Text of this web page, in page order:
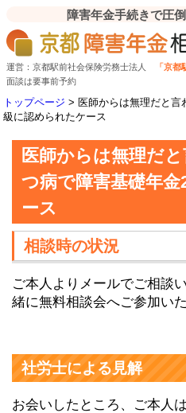
障害年金手続きで圧
運営：京都駅前社会保険労務士法人 「京都
面談は要事前予約
トップページ > 医師からは無理だと言
級に認められたケース
医師からは無理だ
つ病で障害基礎年
ース
相談時の状況
ご本人よりメールでご相談
緒に無料相談会へご参加い
社労士による見解
お会いしたところ、ご本人